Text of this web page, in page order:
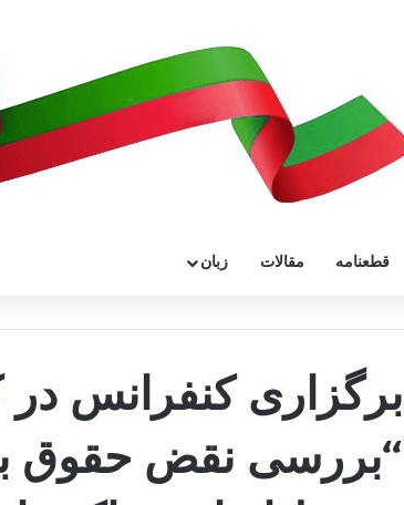
قطعنامه مقالات زبان
برگزاری کنفرانس
“بررسی نقض حقوق